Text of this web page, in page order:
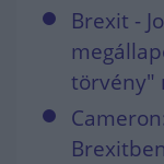
Brexit -
törvény"